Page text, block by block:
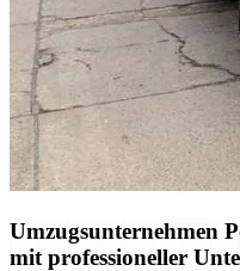
Umzugsunternehmen
mit professioneller